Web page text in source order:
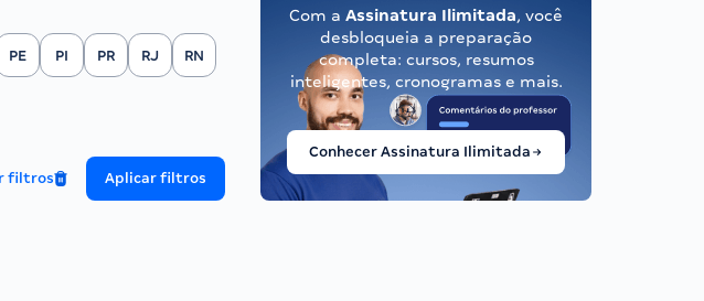
PE PI PR RJ RN
filtros Aplicar filtros
Com a Assinatura Ilimitada, você
desbloqueia a preparação
completa: cursos, resumos
inteligentes, cronogramas e mais.
Conhecer Assinatura Ilimitada